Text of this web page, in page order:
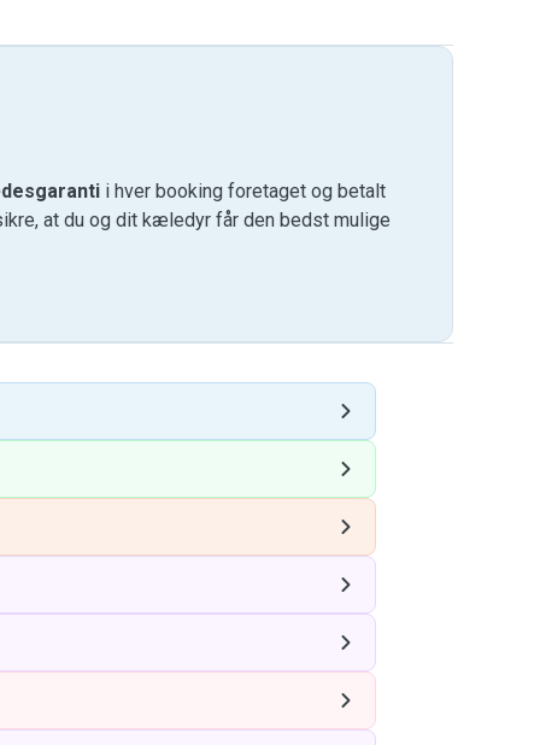
i hver booking foretaget og betalt
at du og dit kæledyr får den bedst mulige